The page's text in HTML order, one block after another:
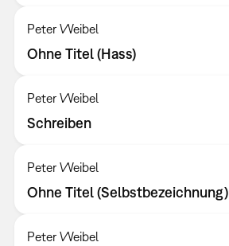
Peter Weibel
Ohne Titel (Hass)
Peter Weibel
Schreiben
Peter Weibel
Ohne Titel (Selbstbezeichnung)
Peter Weibel